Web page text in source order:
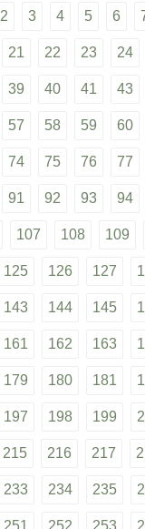
2 3 4 5 6
21 22 23 24
39 40 41 43
57 58 59 60
74 75 76 77
91 92 93 94
107 108 109
125 126 127
143 144 145
161 162 163
179 180 181
197 198 199
215 216 217
233 234 235
251 252 253